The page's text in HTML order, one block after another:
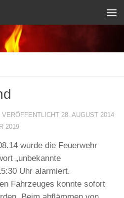
VERÖFFENTLICHT 28. AUGUST 2014
2019
wurde die Feuerwehr
„unbekannte
Uhr alarmiert.
Fahrzeuges konnte sofort